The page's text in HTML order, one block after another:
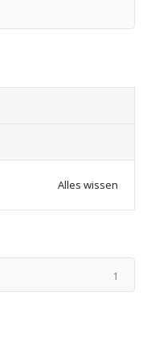
Alles wissen
1